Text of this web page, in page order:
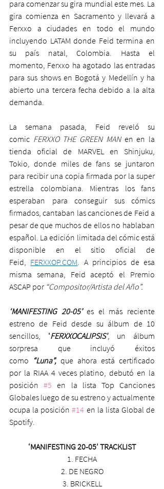
para comenzar su gira mundial este mes. La
gira comienza en Sacramento y llevará a
Ferxxo a ciudades en todo el mundo
incluyendo LATAM donde Feid termina en
su país natal, Colombia. Hasta el
momento, Ferxxo ha agotado las entradas
para sus shows en Bogotá y Medellín y ha
abierto una tercera fecha debido a la alta
demanda.
La semana pasada, Feid reveló su
comic FERXXO THE GREEN MAN en en la
tienda oficial de MARVEL en Shinjuku,
Tokio, donde miles de fans se juntaron
para recibir una copia firmada por la super
estrella colombiana. Mientras los fans
esperaban para conseguir sus cómics
firmados, cantaban las canciones de Feid a
pesar de que muchos de ellos no hablaban
español. La edición limitada del cómic está
disponible en el sitio oficial de
Feid, FERXXOP.COM. A principios de esa
misma semana, Feid aceptó el Premio
ASCAP por “Compositor/Artista del Año”.
‘MANIFESTING 20-05’ es el más reciente
estreno de Feid desde su álbum de 10
sencillos, 'FERXXOCALIPSIS', un álbum
sorpresa que incluyó éxitos
como “Luna”, que ahora está certificado
por la RIAA 4 veces platino, debutó en la
posición #5 en la lista Top Canciones
Globales luego de su estreno y actualmente
ocupa la posición #14 en la lista Global de
Spotify.
‘MANIFESTING 20-05’ TRACKLIST
1. FECHA
2. DE NEGRO
3. BRICKELL